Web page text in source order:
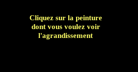
Cliquez sur la peinture
dont vous voulez voir
l'agrandissement